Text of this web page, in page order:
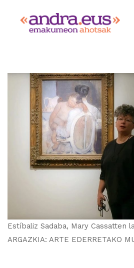
Estíbaliz Sadaba, Mary Cassatten
ARGAZKIA: ARTE EDERRETAKO